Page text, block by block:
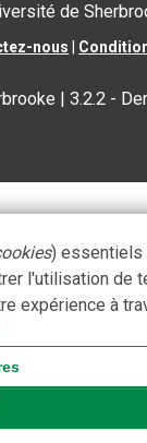
de
nous
|3.2.2 -
) essentiels
l'utilisation de
expérience à